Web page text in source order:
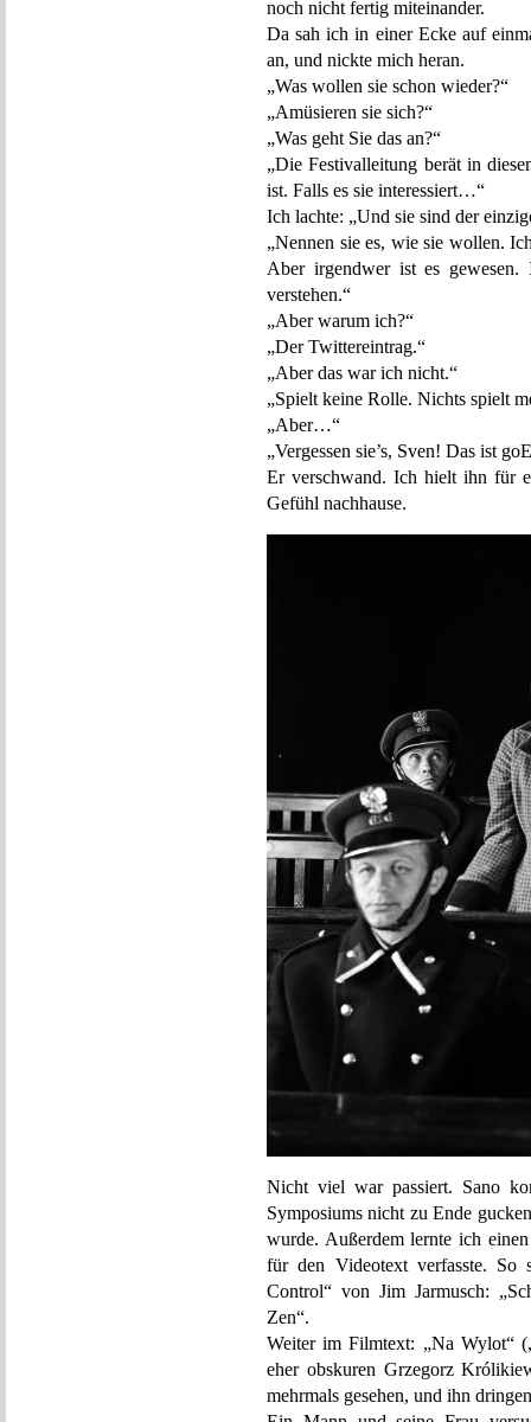
noch nicht fertig miteinander.
Da sah ich in einer Ecke auf
an, und nickte mich heran.
„Was wollen sie schon wieder?“
„Amüsieren sie sich?“
„Was geht Sie das an?“
„Die Festivalleitung berät in
ist. Falls es sie interessiert…“
Ich lachte: „Und sie sind der
„Nennen sie es, wie sie wollen.
Aber irgendwer ist es gewesen.
verstehen.“
„Aber warum ich?“
„Der Twittereintrag.“
„Aber das war ich nicht.“
„Spielt keine Rolle. Nichts spielt
„Aber…“
„Vergessen sie’s, Sven! Das ist
Er verschwand. Ich hielt ihn für
Gefühl nachhause.
Nicht viel war passiert. Sano
Symposiums nicht zu Ende
wurde. Außerdem lernte ich
für den Videotext verfasste.
Control“ von Jim Jarmusch:
Zen“.
Weiter im Filmtext: „Na Wylot“
eher obskuren Grzegorz
mehrmals gesehen, und ihn